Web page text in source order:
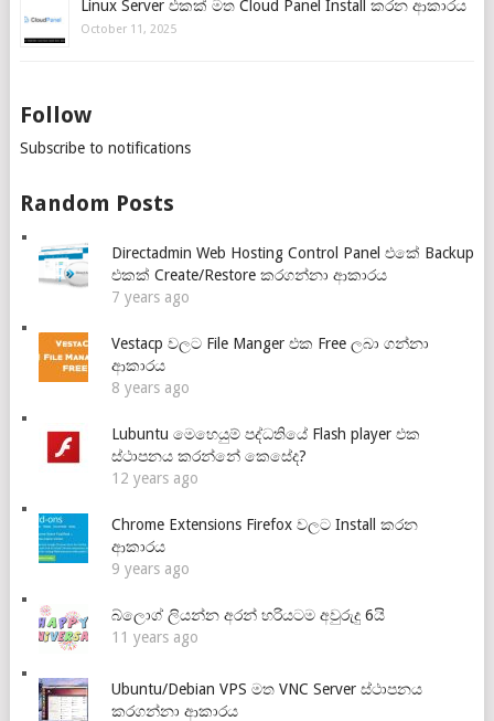
Linux Server එකක් මත Cloud Panel Install කරන ආකාරය
October 11, 2025
Follow
Subscribe to notifications
Random Posts
Directadmin Web Hosting Control Panel එකේ Backup
එකක් Create/Restore කරගන්නා ආකාරය
7 years ago
Vestacp වලට File Manger එක Free ලබා ගන්නා
ආකාරය
8 years ago
Lubuntu මෙහෙයුම් පද්ධතියේ Flash player එක
ස්ථාපනය කරන්නේ කෙසේද?
12 years ago
Chrome Extensions Firefox වලට Install කරන
ආකාරය
9 years ago
බ්ලොග් ලියන්න අරන් හරියටම අවුරුදු 6යි
11 years ago
Ubuntu/Debian VPS මත VNC Server ස්ථාපනය
කරගන්නා ආකාරය